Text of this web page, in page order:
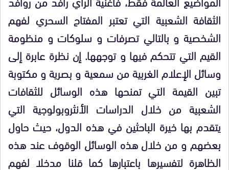
الثقافة الشعبية التي تعتبر المفتاح السحري لفهم
الشخصية و بالتالي تصرفات و سلوكات و منظومة
القيم التي تتحكم فيها و توجهها. إن نظرة عابرة إلى
وسائل الإعلام الغربية من سمعية و بصريةو مكتوبة
تبين القيمة التي تمنحها هذه الوسائل للثقافات
الشعبية من خلال الدراسات الأنثروبولوجية التي
يتقدم بها خيرة الباحثين في هذه الدول، حيث حاول
بعضهم و من خلال هذه الوسائل الوقوف عند هذه
الظاهرة لتفسيرها باعتبارها كما قلنا مدخلا لفهم